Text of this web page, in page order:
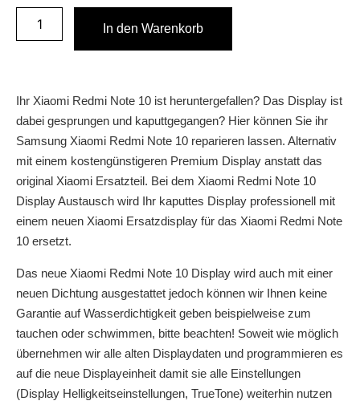
In den Warenkorb
Ihr Xiaomi Redmi Note 10 ist heruntergefallen? Das Display ist
dabei gesprungen und kaputtgegangen? Hier können Sie ihr
Samsung Xiaomi Redmi Note 10 reparieren lassen. Alternativ
mit einem kostengünstigeren Premium Display anstatt das
original Xiaomi Ersatzteil. Bei dem Xiaomi Redmi Note 10
Display Austausch wird Ihr kaputtes Display professionell mit
einem neuen Xiaomi Ersatzdisplay für das Xiaomi Redmi Note
10 ersetzt.
Das neue Xiaomi Redmi Note 10 Display wird auch mit einer
neuen Dichtung ausgestattet jedoch können wir Ihnen keine
Garantie auf Wasserdichtigkeit geben beispielweise zum
tauchen oder schwimmen, bitte beachten! Soweit wie möglich
übernehmen wir alle alten Displaydaten und programmieren es
auf die neue Displayeinheit damit sie alle Einstellungen
(Display Helligkeitseinstellungen, TrueTone) weiterhin nutzen